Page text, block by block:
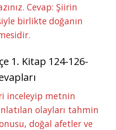
Cevap: Şiirin
birlikte doğanın
1. Kitap 124-126-
inceleyip metnin
olayları tahmin
doğal afetler ve